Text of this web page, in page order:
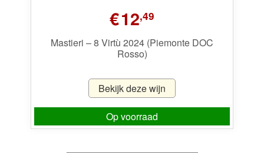
€12,49
Mastieri – 8 Virtù 2024 (Piemonte DOC
Rosso)
Bekijk deze wijn
Op voorraad